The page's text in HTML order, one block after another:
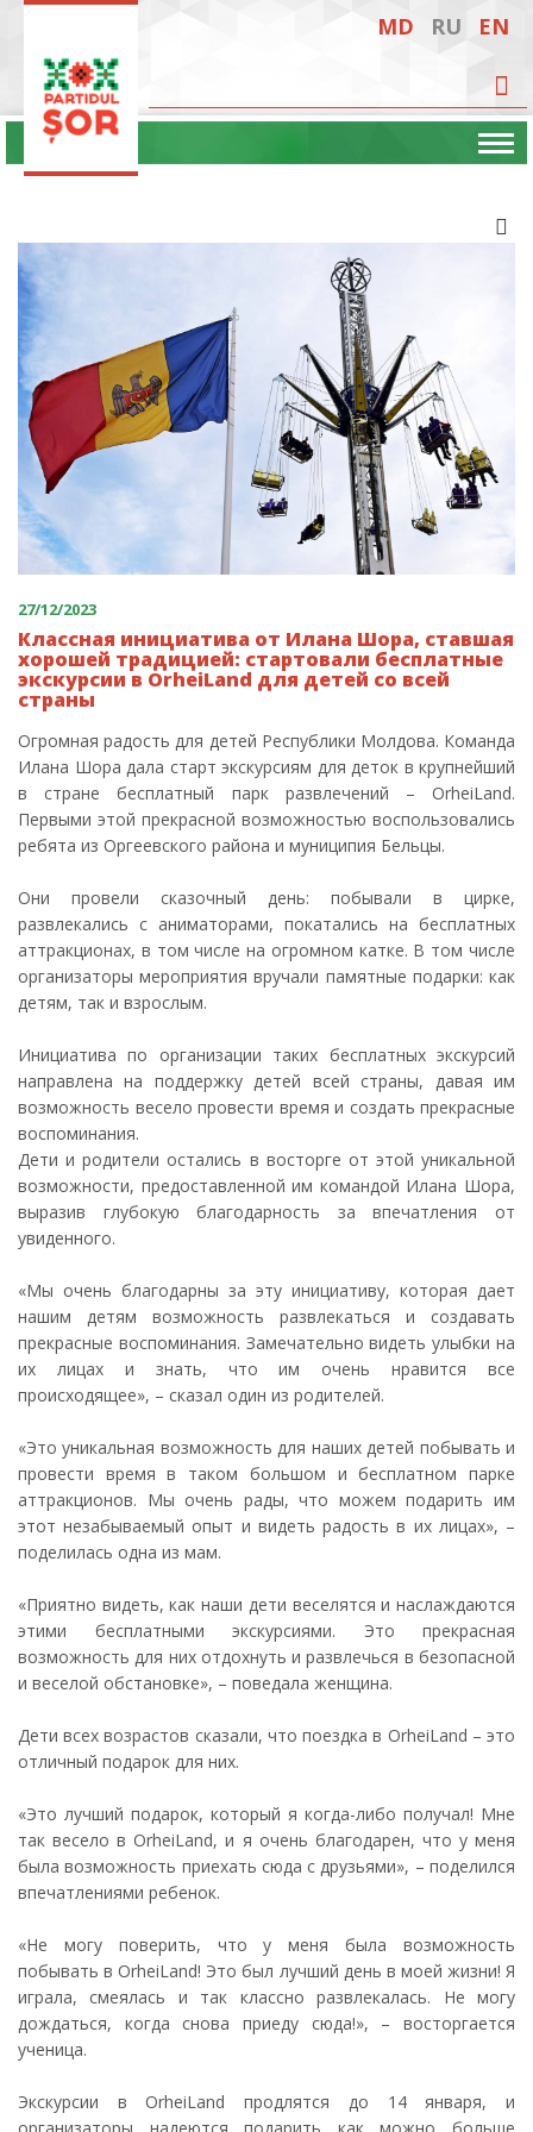
MD RU EN
27/12/2023
Классная инициатива от Илана Шора, ставшая
хорошей традицией: стартовали бесплатные
экскурсии в OrheiLand для детей со всей
страны
Огромная радость для детей Республики Молдова. Команда
Илана Шора дала старт экскурсиям для деток в крупнейший
в стране бесплатный парк развлечений – OrheiLand.
Первыми этой прекрасной возможностью воспользовались
ребята из Оргеевского района и муниципия Бельцы.
Они провели сказочный день: побывали в цирке,
развлекались с аниматорами, покатались на бесплатных
аттракционах, в том числе на огромном катке. В том числе
организаторы мероприятия вручали памятные подарки: как
детям, так и взрослым.
Инициатива по организации таких бесплатных экскурсий
направлена на поддержку детей всей страны, давая им
возможность весело провести время и создать прекрасные
воспоминания.
Дети и родители остались в восторге от этой уникальной
возможности, предоставленной им командой Илана Шора,
выразив глубокую благодарность за впечатления от
увиденного.
«Мы очень благодарны за эту инициативу, которая дает
нашим детям возможность развлекаться и создавать
прекрасные воспоминания. Замечательно видеть улыбки на
их лицах и знать, что им очень нравится все
происходящее», – сказал один из родителей.
«Это уникальная возможность для наших детей побывать и
провести время в таком большом и бесплатном парке
аттракционов. Мы очень рады, что можем подарить им
этот незабываемый опыт и видеть радость в их лицах», –
поделилась одна из мам.
«Приятно видеть, как наши дети веселятся и наслаждаются
этими бесплатными экскурсиями. Это прекрасная
возможность для них отдохнуть и развлечься в безопасной
и веселой обстановке», – поведала женщина.
Дети всех возрастов сказали, что поездка в OrheiLand – это
отличный подарок для них.
«Это лучший подарок, который я когда-либо получал! Мне
так весело в OrheiLand, и я очень благодарен, что у меня
была возможность приехать сюда с друзьями», – поделился
впечатлениями ребенок.
«Не могу поверить, что у меня была возможность
побывать в OrheiLand! Это был лучший день в моей жизни! Я
играла, смеялась и так классно развлекалась. Не могу
дождаться, когда снова приеду сюда!», – восторгается
ученица.
Экскурсии в OrheiLand продлятся до 14 января, и
организаторы надеются подарить как можно больше